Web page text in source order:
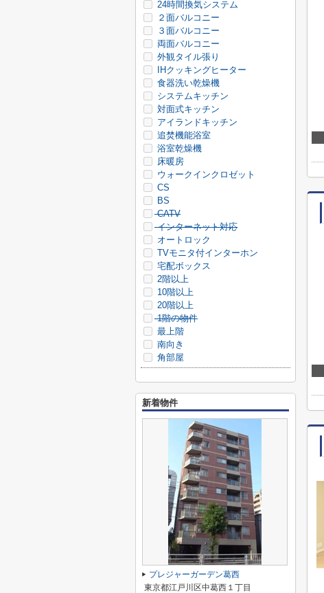
24時間換気システム
２面バルコニー
３面バルコニー
両面バルコニー
外観タイル張り
IHクッキングヒーター
食器洗い乾燥機
システムキッチン
対面式キッチン
アイランドキッチン
追焚機能浴室
浴室乾燥機
床暖房
ウォークインクロゼット
CS
BS
CATV
インターネット対応
オートロック
TVモニタ付インターホン
宅配ボックス
2階以上
10階以上
20階以上
1階の物件
最上階
南向き
角部屋
新着物件
プレジャーガーデン葛西
東京都江戸川区中葛西１丁目